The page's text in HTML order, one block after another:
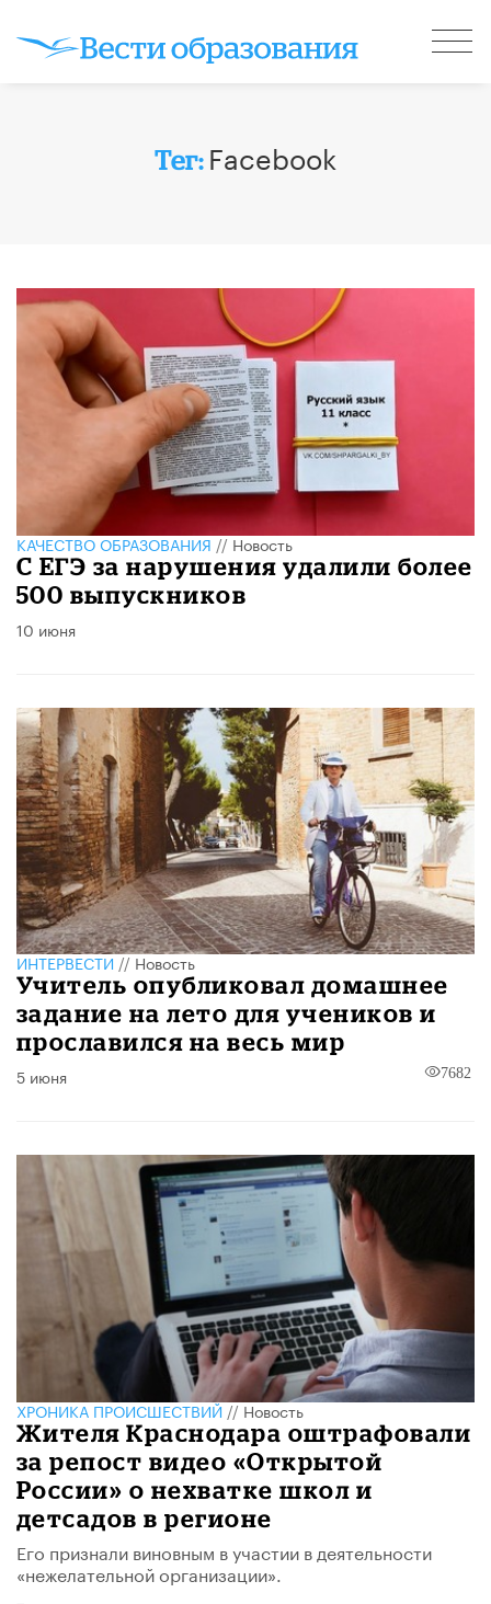
Тег: Facebook
КАЧЕСТВО ОБРАЗОВАНИЯ//Новость
С ЕГЭ за нарушения удалили более
500 выпускников
10 июня
ИНТЕРВЕСТИ//Новость
Учитель опубликовал домашнее
задание на лето для учеников и
прославился на весь мир
5 июня 7682
ХРОНИКА ПРОИСШЕСТВИЙ//Новость
Жителя Краснодара оштрафовали
за репост видео «Открытой
России» о нехватке школ и
детсадов в регионе
Его признали виновным в участии в деятельности
«нежелательной организации».